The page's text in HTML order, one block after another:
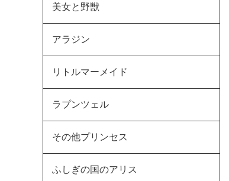
美女と野獣
アラジン
リトルマーメイド
ラプンツェル
その他プリンセス
ふしぎの国のアリス